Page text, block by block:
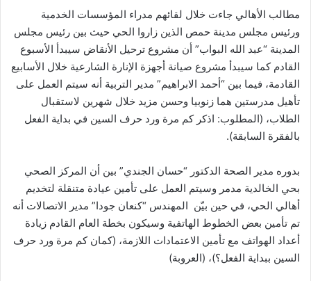
مطالب الأهالي جاءت خلال لقائهم مدراء المؤسسات الخدمية
ورئيس مجلس مدينة حمص الذين زاروا الحي حيث بين رئيس مجلس
المدينة “عبد الله البواب” أن مشروع ترحيل الأنقاض سيبدأ الأسبوع
القادم كما سيبدأ مشروع صيانة أجهزة الإنارة الشارعية خلال الأسابيع
القادمة، فيما بين “أحمد الابراهيم” مدير التربية أنه سيتم العمل على
تأهيل مدرستين هما زنوبيا وحسن مزيد خلال شهرين لاستقبال
الطلاب، (المطلوب: اذكر كم مرة ورد حرف السين في بداية الفعل
بالفقرة السابقة).
بدوره مدير الصحة الدكتور “حسان الجندي” بين أن المركز الصحي
بحي الخالدية مدمر وسيتم العمل على تأمين عيادة متنقلة لتخديم
أهالي الحي، في حين بيّن المهندس “كنعان جودا” مدير الاتصالات أنه
تم تأمين بعض الخطوط الهاتفية وسيكون بخطة العام القادم زيادة
أعداد الهواتف مع تأمين الاعتمادات اللازمة، (كمان كم مرة ورد حرف
السين ببداية الفعل؟)، (العروبة)